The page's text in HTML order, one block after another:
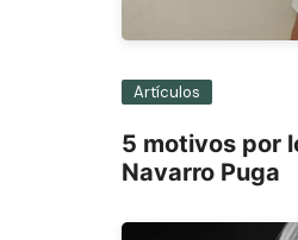
Artículos
5 motivos por
Navarro Puga